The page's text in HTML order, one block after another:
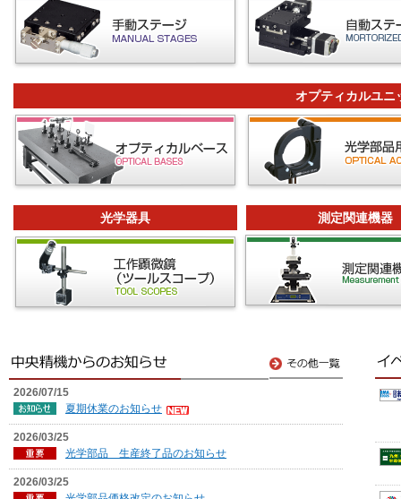
オプティカルユニ
光学器具 測定関連機器
2026/07/15
夏期休業のお知らせ
2026/03/25
光学部品 生産終了品のお知らせ
2026/03/25